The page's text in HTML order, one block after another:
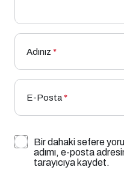
Adınız *
E-Posta*
Bir dahaki sefere
adımı, e-posta
tarayıcıya kaydet.